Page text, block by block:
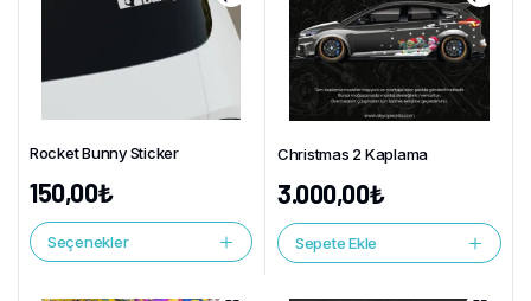
Rocket Bunny Sticker
150,00₺
Seçenekler
Christmas 2 Kaplama
3.000,00₺
Sepete Ekle